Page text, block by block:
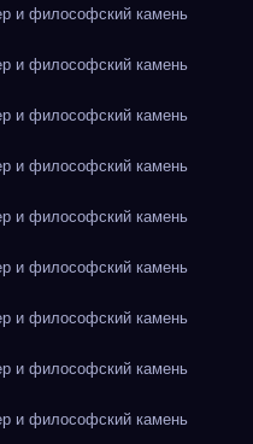
и философский камень
и философский камень
и философский камень
и философский камень
и философский камень
и философский камень
и философский камень
и философский камень
и философский камень